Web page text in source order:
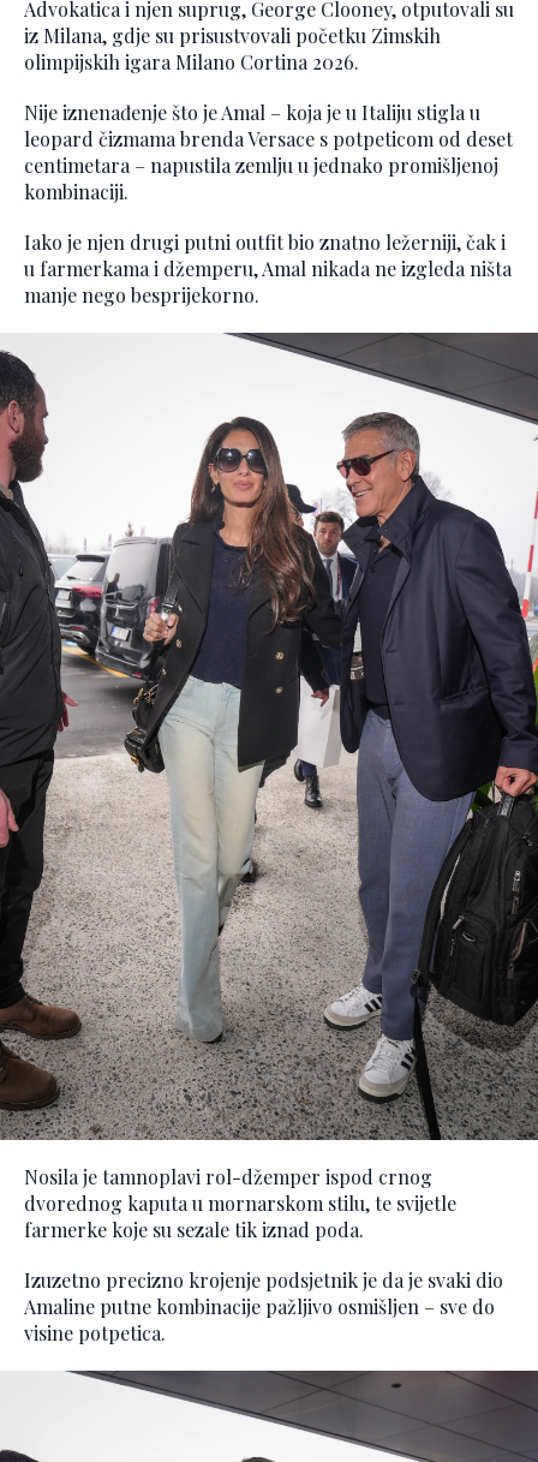
Advokatica i njen suprug, George Clooney, otputovali su
iz Milana, gdje su prisustvovali početku Zimskih
olimpijskih igara Milano Cortina 2026.
Nije iznenađenje što je Amal – koja je u Italiju stigla u
leopard čizmama brenda Versace s potpeticom od deset
centimetara – napustila zemlju u jednako promišljenoj
kombinaciji.
Iako je njen drugi putni outfit bio znatno ležerniji, čak i
u farmerkama i džemperu, Amal nikada ne izgleda ništa
manje nego besprijekorno.
Nosila je tamnoplavi rol-džemper ispod crnog
dvorednog kaputa u mornarskom stilu, te svijetle
farmerke koje su sezale tik iznad poda.
Izuzetno precizno krojenje podsjetnik je da je svaki dio
Amaline putne kombinacije pažljivo osmišljen – sve do
visine potpetica.